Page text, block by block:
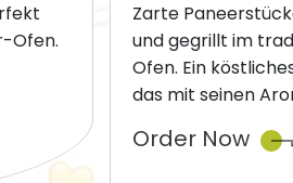
Ofen.
Zarte
und gegrillt im
Ofen. Ein
das mit seinen
Order Now